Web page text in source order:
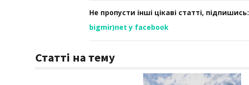
Не пропусти інші цікаві статті, підпишись:
bigmir)net у facebook
Статті на тему